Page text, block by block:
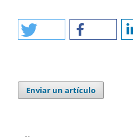
Enviar un artículo